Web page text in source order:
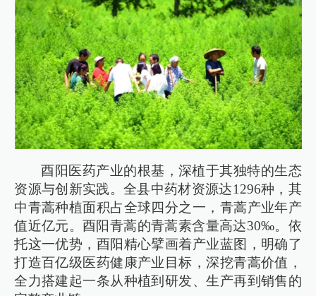
酉阳医药产业的根基，深植于其独特的生态
资源与创新实践。全县中药材资源达1296种，其
中青蒿种植面积占全球四分之一，青蒿产业年产
值近亿元。酉阳青蒿的青蒿素含量高达30‰。依
托这一优势，酉阳精心擘画着产业蓝图，明确了
打造百亿级医药健康产业目标，深挖青蒿价值，
全力搭建起一条从种植到研发、生产再到销售的